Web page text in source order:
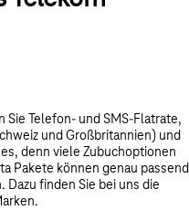
Sie Telefon- und SMS-Flatrate,
und Großbritannien) und
denn viele Zubuchoptionen
Pakete können genau passend
finden Sie bei uns die